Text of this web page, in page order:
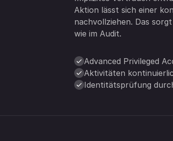
Aktion lässt sich einer
nachvollziehen. Das
wie im Audit.
Advanced Privileged
Aktivitäten
Identitätsprüfung